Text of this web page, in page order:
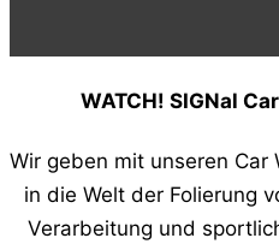
WATCH! SIGNal
Wir geben mit unseren Car
in die Welt der Folierung
Verarbeitung und